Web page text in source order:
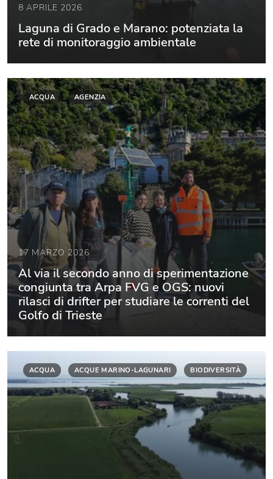
8 APRILE 2026
Laguna di Grado e Marano: potenziata la
rete di monitoraggio ambientale
ACQUA AGENZIA
17 MARZO 2026
Al via il secondo anno di sperimentazione
congiunta tra Arpa FVG e OGS: nuovi
rilasci di drifter per studiare le correnti del
Golfo di Trieste
ACQUA ACQUE MARINO-LAGUNARI BIODIVERSITÀ